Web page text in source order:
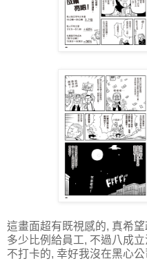
這畫面超有既視感的, 真希
多少比例給員工, 不過八成
不打卡的, 幸好我沒在黑心公